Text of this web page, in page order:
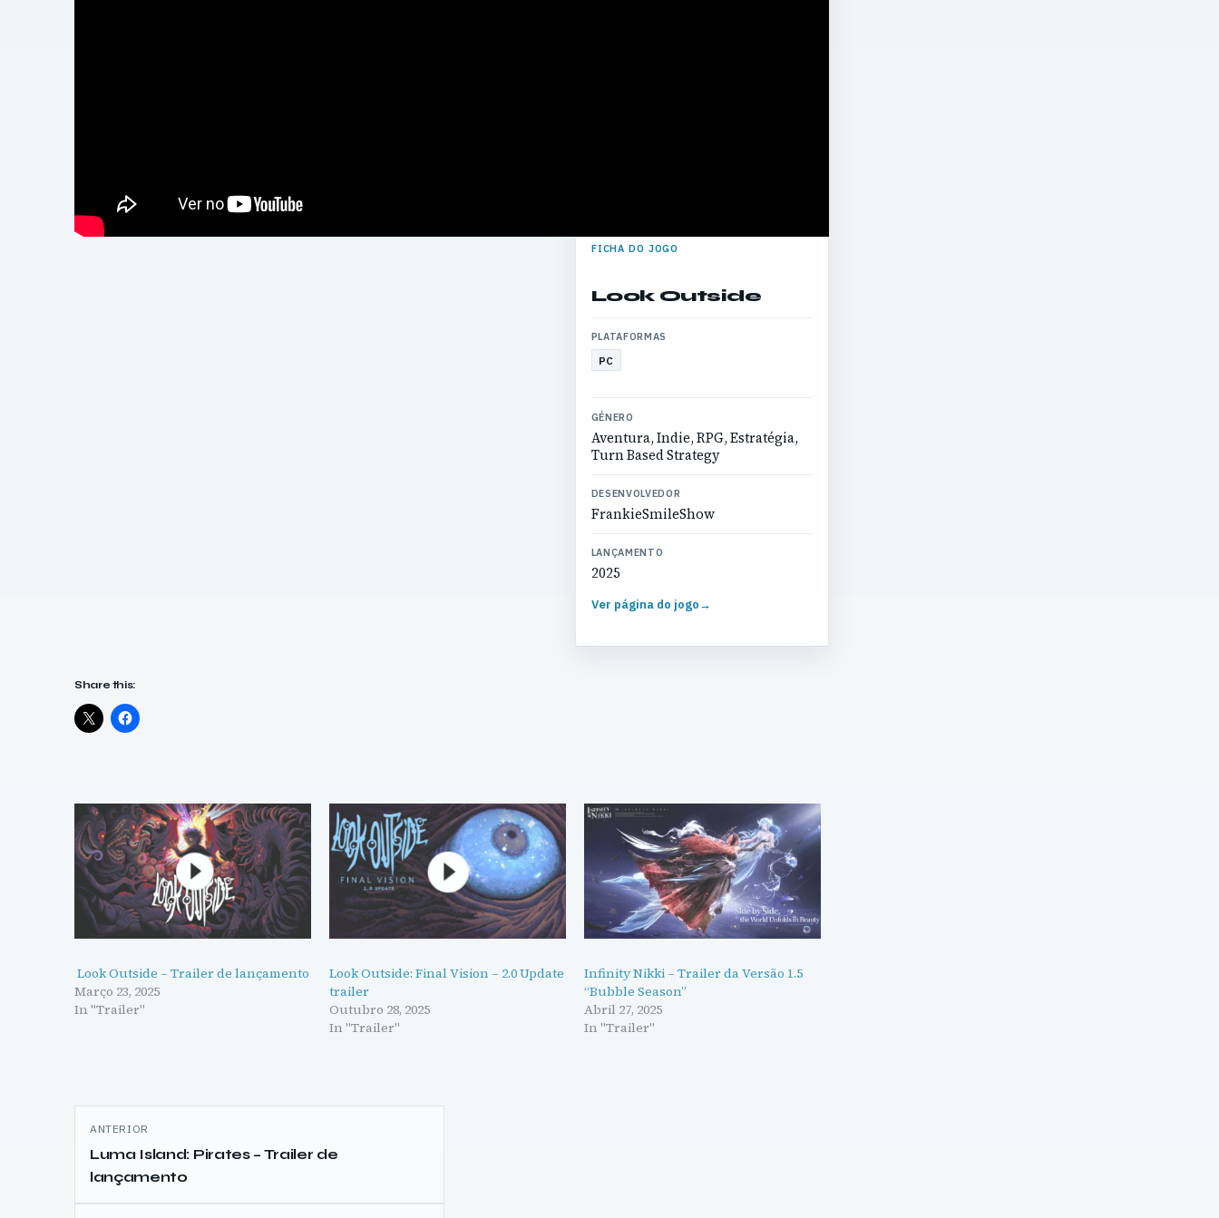
FICHA DO JOGO
Look Outside
PLATAFORMAS
PC
GÉNERO
Aventura, Indie, RPG, Estratégia,
Turn Based Strategy
DESENVOLVEDOR
FrankieSmileShow
LANÇAMENTO
2025
Ver página do jogo→
Share this:
Look Outside – Trailer de lançamento
Março 23, 2025
In "Trailer"
Look Outside: Final Vision – 2.0 Update
trailer
Outubro 28, 2025
In "Trailer"
Infinity Nikki – Trailer da Versão 1.5
“Bubble Season”
Abril 27, 2025
In "Trailer"
Navegação
de
artigos
ANTERIOR
Luma Island: Pirates – Trailer de
lançamento